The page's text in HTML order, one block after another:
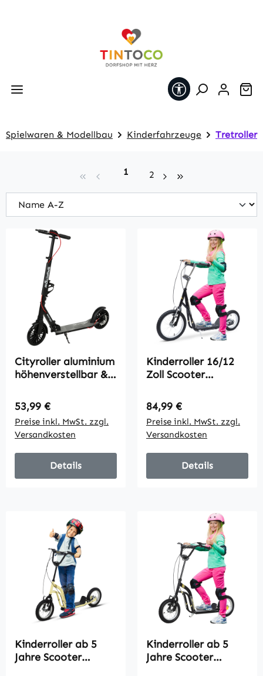
Werkzeugleiste
Spielwaren & Modellbau Kinderfahrzeuge Tretroller
Seite
1 Seite
2
Cityroller aluminium
höhenverstellbar &
mit 200 mm PU-
Räder ABEC-7
Kugellager Dual-
Bremssystem
Regulärer Preis:
53,99 €
Preise inkl. MwSt. zzgl.
Versandkosten
Details
Kinderroller 16/12
Zoll Scooter
Bremsen Cityroller
Kickboard Kinder
Roller für 5+ Jahre
Kinder Schwarz 135
x 58 x 92-100 cm
Regulärer Preis:
84,99 €
Preise inkl. MwSt. zzgl.
Versandkosten
Details
Kinderroller ab 5
Jahre Scooter
Kinderroller ab 5
Jahre Scooter